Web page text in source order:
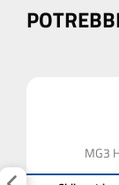
MG3